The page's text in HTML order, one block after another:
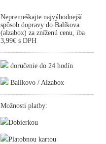
Nepremeškajte najvýhodnejší
spôsob dopravy do Balíkova
(alzabox) za zníženú cenu, iba
3,99€ s DPH
doručenie do 24 hodín
Balíkovo / Alzabox
Možnosti platby:
Dobierkou
Platobnou kartou